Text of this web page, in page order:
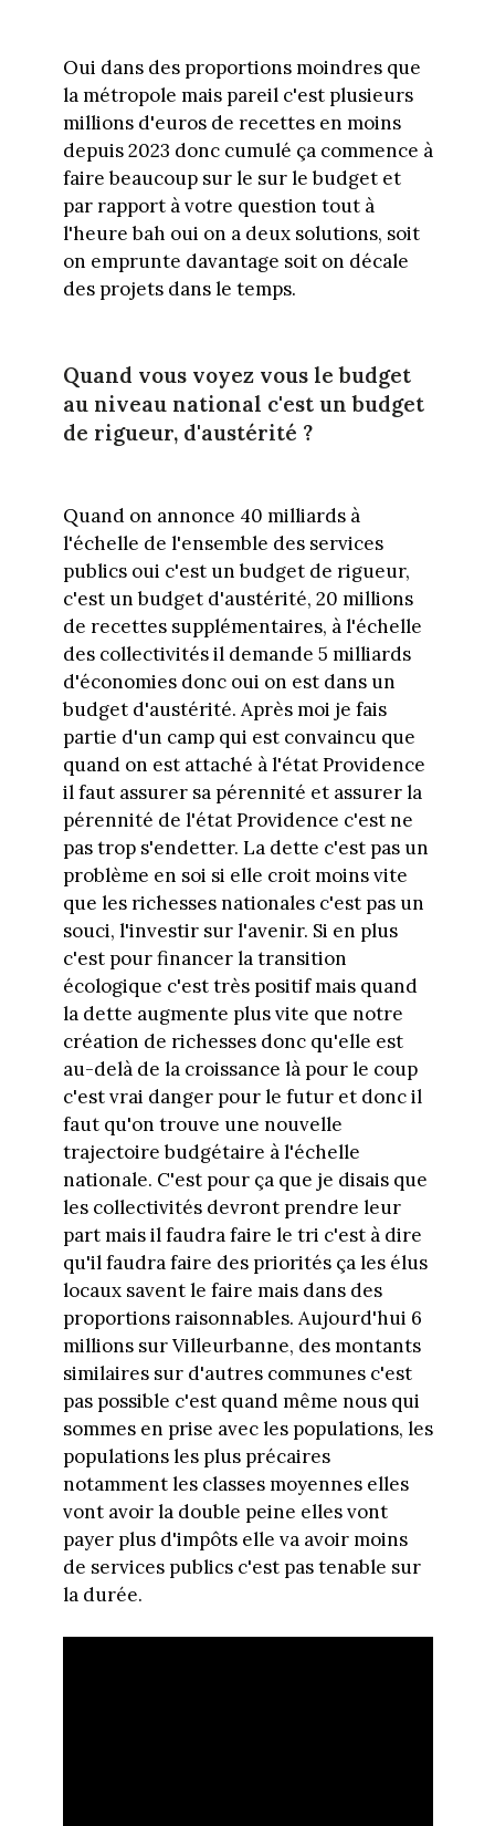
Oui dans des proportions moindres que
la métropole mais pareil c'est plusieurs
millions d'euros de recettes en moins
depuis 2023 donc cumulé ça commence à
faire beaucoup sur le sur le budget et
par rapport à votre question tout à
l'heure bah oui on a deux solutions, soit
on emprunte davantage soit on décale
des projets dans le temps.
Quand vous voyez vous le budget
au niveau national c'est un budget
de rigueur, d'austérité ?
Quand on annonce 40 milliards à
l'échelle de l'ensemble des services
publics oui c'est un budget de rigueur,
c'est un budget d'austérité, 20 millions
de recettes supplémentaires, à l'échelle
des collectivités il demande 5 milliards
d'économies donc oui on est dans un
budget d'austérité. Après moi je fais
partie d'un camp qui est convaincu que
quand on est attaché à l'état Providence
il faut assurer sa pérennité et assurer la
pérennité de l'état Providence c'est ne
pas trop s'endetter. La dette c'est pas un
problème en soi si elle croit moins vite
que les richesses nationales c'est pas un
souci, l'investir sur l'avenir. Si en plus
c'est pour financer la transition
écologique c'est très positif mais quand
la dette augmente plus vite que notre
création de richesses donc qu'elle est
au-delà de la croissance là pour le coup
c'est vrai danger pour le futur et donc il
faut qu'on trouve une nouvelle
trajectoire budgétaire à l'échelle
nationale. C'est pour ça que je disais que
les collectivités devront prendre leur
part mais il faudra faire le tri c'est à dire
qu'il faudra faire des priorités ça les élus
locaux savent le faire mais dans des
proportions raisonnables. Aujourd'hui 6
millions sur Villeurbanne, des montants
similaires sur d'autres communes c'est
pas possible c'est quand même nous qui
sommes en prise avec les populations, les
populations les plus précaires
notamment les classes moyennes elles
vont avoir la double peine elles vont
payer plus d'impôts elle va avoir moins
de services publics c'est pas tenable sur
la durée.